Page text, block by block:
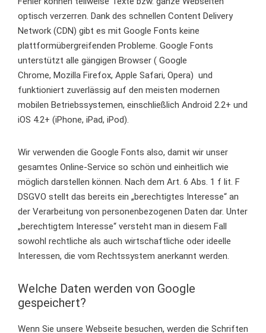
optisch verzerren. Dank des schnellen Content Delivery
Network (CDN) gibt es mit Google Fonts keine
plattformübergreifenden Probleme. Google Fonts
unterstützt alle gängigen Browser ( Google
Chrome, Mozilla Firefox, Apple Safari, Opera) und
funktioniert zuverlässig auf den meisten modernen
mobilen Betriebssystemen, einschließlich Android 2.2+ und
iOS 4.2+ (iPhone, iPad, iPod).
Wir verwenden die Google Fonts also, damit wir unser
gesamtes Online-Service so schön und einheitlich wie
möglich darstellen können. Nach dem Art. 6 Abs. 1 f lit. F
DSGVO stellt das bereits ein „berechtigtes Interesse“ an
der Verarbeitung von personenbezogenen Daten dar. Unter
„berechtigtem Interesse“ versteht man in diesem Fall
sowohl rechtliche als auch wirtschaftliche oder ideelle
Interessen, die vom Rechtssystem anerkannt werden.
Welche Daten werden von Google
gespeichert?
Wenn Sie unsere Webseite besuchen, werden die Schriften